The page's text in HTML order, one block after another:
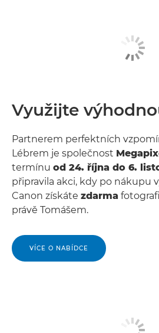
Využijte
Partnerem perfektních
Lébrem je společnost
termínu od 24. října do 6.
připravila akci, kdy po nákupu
Canon získáte zdarma
právě Tomášem.
VÍCE O NABÍDCE